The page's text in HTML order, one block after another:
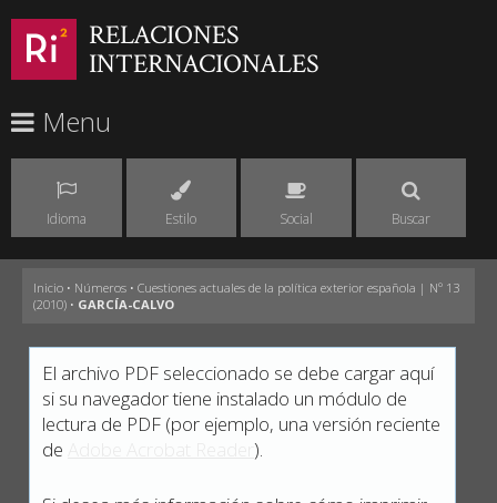
RELACIONES
INTERNACIONALES
Menu
Idioma Estilo Social Buscar
Inicio • Números • Cuestiones actuales de la política exterior española | Nº 13
(2010) • GARCÍA-CALVO
El archivo PDF seleccionado se debe cargar aquí
si su navegador tiene instalado un módulo de
lectura de PDF (por ejemplo, una versión reciente
de
).